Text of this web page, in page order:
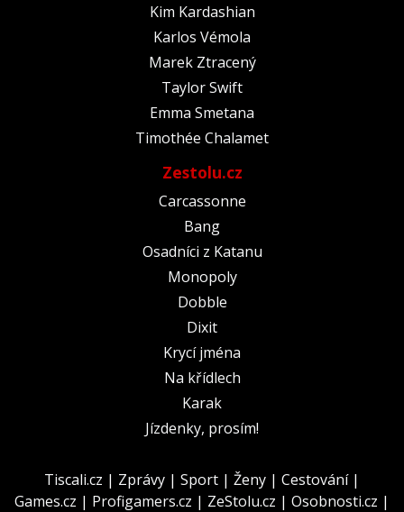
Kim Kardashian
Karlos Vémola
Marek Ztracený
Taylor Swift
Emma Smetana
Timothée Chalamet
Zestolu.cz
Carcassonne
Bang
Osadníci z Katanu
Monopoly
Dobble
Dixit
Krycí jména
Na křídlech
Karak
Jízdenky, prosím!
Tiscali.cz | Zprávy | Sport | Ženy | Cestování|
Games.cz | Profigamers.cz | ZeStolu.cz | Osobnosti.cz |